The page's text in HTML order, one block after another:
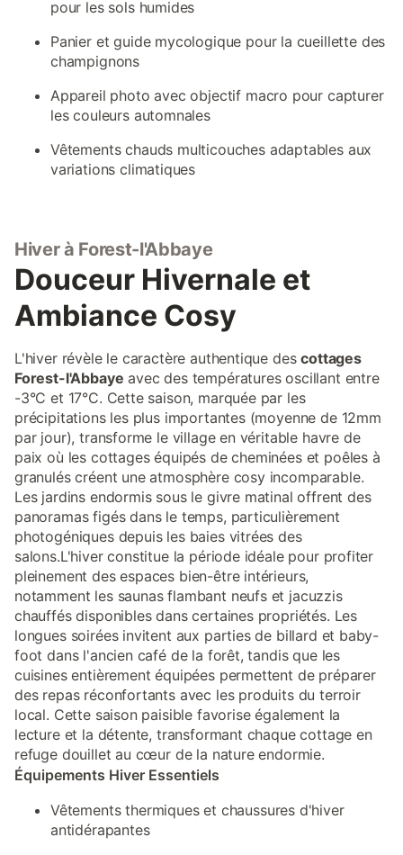
pour les sols humides
Panier et guide mycologique pour la cueillette des
champignons
Appareil photo avec objectif macro pour capturer
les couleurs automnales
Vêtements chauds multicouches adaptables aux
variations climatiques
Hiver à Forest-l'Abbaye
Douceur Hivernale et
Ambiance Cosy
L'hiver révèle le caractère authentique descottages
Forest-l'Abbaye avec des températures oscillant entre
-3°C et 17°C. Cette saison, marquée par les
précipitations les plus importantes (moyenne de 12mm
par jour), transforme le village en véritable havre de
paix où les cottages équipés de cheminées et poêles à
granulés créent une atmosphère cosy incomparable.
Les jardins endormis sous le givre matinal offrent des
panoramas figés dans le temps, particulièrement
photogéniques depuis les baies vitrées des
salons.L'hiver constitue la période idéale pour profiter
pleinement des espaces bien-être intérieurs,
notamment les saunas flambant neufs et jacuzzis
chauffés disponibles dans certaines propriétés. Les
longues soirées invitent aux parties de billard et baby-
foot dans l'ancien café de la forêt, tandis que les
cuisines entièrement équipées permettent de préparer
des repas réconfortants avec les produits du terroir
local. Cette saison paisible favorise également la
lecture et la détente, transformant chaque cottage en
refuge douillet au cœur de la nature endormie.
Équipements Hiver Essentiels
Vêtements thermiques et chaussures d'hiver
antidérapantes